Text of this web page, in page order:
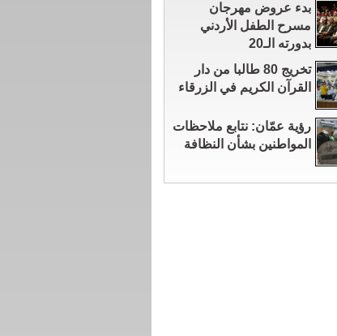
بدء عروض مهرجان
مسرح الطفل الأردني
بدورته الـ20
تخريج 80 طالبا من دار
القرآن الكريم في الزرقاء
رؤية عمّان: نتابع ملاحظات
المواطنين بشأن النظافة